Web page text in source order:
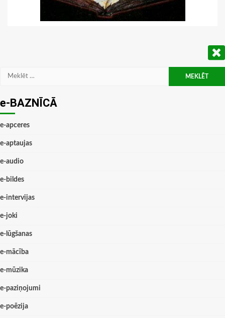
Meklēt:
e-BAZNĪCĀ
e-apceres
e-aptaujas
e-audio
e-bildes
e-intervijas
e-joki
e-lūgšanas
e-mācība
e-mūzika
e-paziņojumi
e-poēzija